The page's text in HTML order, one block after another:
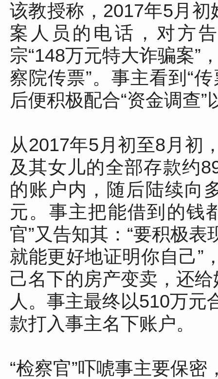
该教授称，2017年5月初
案人员的电话，对方
宗“148万元特大诈骗案”
察院传票”。事主看到“
后便积极配合“资金调查”
从2017年5月初至8月初
及其女儿的全部存款约
的账户内，随后陆续向
元。事主把能借到的钱
官”又告知其：“要积极
就能更好地证明你自己”
己名下的房产变卖，还
人。事主最终以510万元
款打入事主名下账户。
“检察官”吓唬事主要保